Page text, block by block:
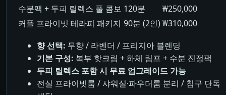
수분팩 + 두피 릴렉스 풀 콤보 120분
₩250,000
커플 프라이빗 테라피 패키지 90분 (2인)₩310,000
향 선택: 무향 / 라벤더 / 프리지아 블렌딩
기본 구성: 복부 핫크림 + 하체 림프 + 수분 진정팩
두피 릴렉스 포함 시 무료 업그레이드 가능
전실 프라이빗룸 / 샤워실·파우더룸 분리 / 침구 단독